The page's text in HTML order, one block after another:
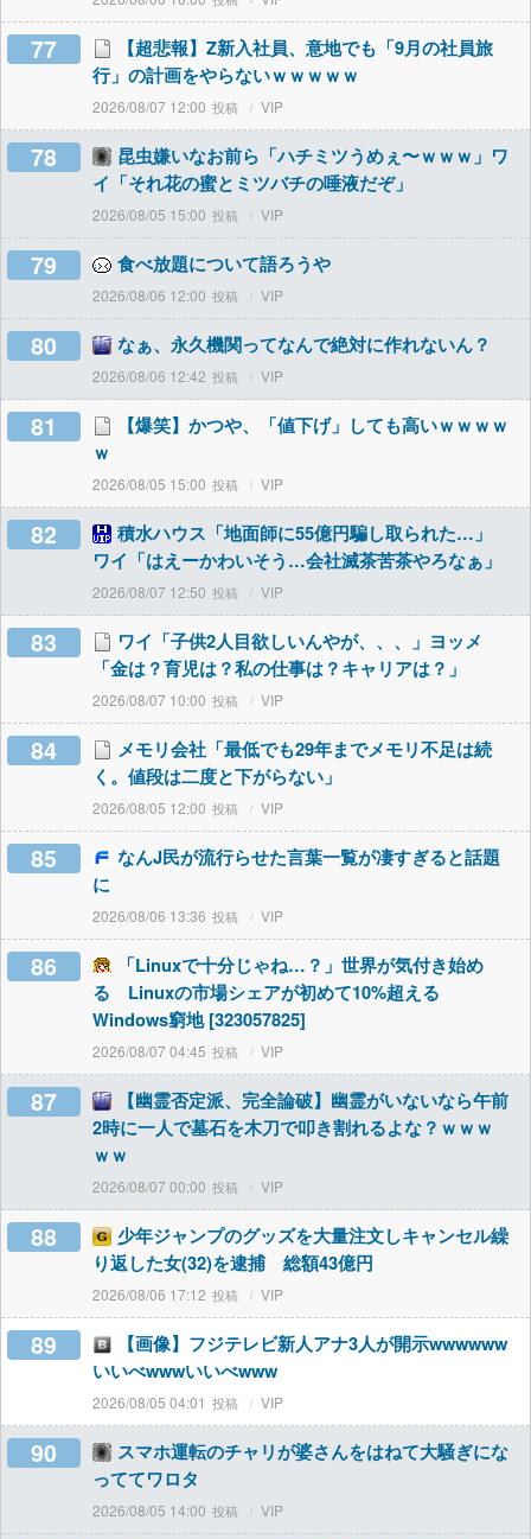
77
【超悲報】Z新入社員、意地でも「9月の社員旅
行」の計画をやらないｗｗｗｗｗ
2026/08/07 12:00 VIP
78
昆虫嫌いなお前ら「ハチミツうめぇ〜ｗｗｗ」ワ
イ「それ花の蜜とミツバチの唾液だぞ」
2026/08/05 15:00 VIP
79 食べ放題について語ろうや
2026/08/06 12:00 VIP
80 なぁ、永久機関ってなんで絶対に作れないん？
2026/08/06 12:42 VIP
81
【爆笑】かつや、「値下げ」しても高いｗｗｗｗ
ｗ
2026/08/05 15:00 VIP
82
積水ハウス「地面師に55億円騙し取られた…」
ワイ「はえーかわいそう…会社滅茶苦茶やろなぁ」
2026/08/07 12:50 VIP
83
ワイ「子供2人目欲しいんやが、、、」ヨッメ
「金は？育児は？私の仕事は？キャリアは？」
2026/08/07 10:00 VIP
84
メモリ会社「最低でも29年までメモリ不足は続
く。値段は二度と下がらない」
2026/08/05 12:00 VIP
85
なんJ民が流行らせた言葉一覧が凄すぎると話題
に
2026/08/06 13:36 VIP
86
「Linuxで十分じゃね…？」世界が気付き始め
る Linuxの市場シェアが初めて10%超える
Windows窮地 [323057825]
2026/08/07 04:45 VIP
87
【幽霊否定派、完全論破】幽霊がいないなら午前
2時に一人で墓石を木刀で叩き割れるよな？ｗｗｗ
ｗｗ
2026/08/07 00:00 VIP
88
少年ジャンプのグッズを大量注文しキャンセル繰
り返した女(32)を逮捕 総額43億円
2026/08/06 17:12 VIP
89
【画像】フジテレビ新人アナ3人が開示wwwwww
いいべwwwいいべwww
2026/08/05 04:01 VIP
90
スマホ運転のチャリが婆さんをはねて大騒ぎにな
っててワロタ
2026/08/05 14:00 VIP